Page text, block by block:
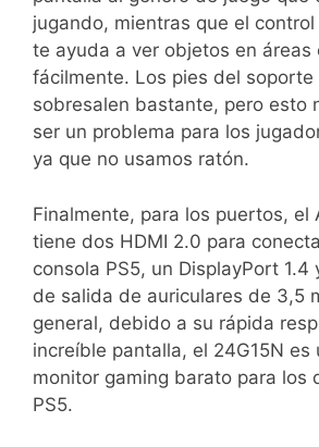
jugando, mientras que el
te ayuda a ver objetos en áreas
fácilmente. Los pies del soporte
sobresalen bastante, pero esto
ser un problema para los
ya que no usamos ratón.
Finalmente, para los puertos, el
tiene dos HDMI 2.0 para
consola PS5, un DisplayPort 1.4
de salida de auriculares de 3,5
general, debido a su rápida
increíble pantalla, el 24G15N es
monitor gaming barato para los
PS5.